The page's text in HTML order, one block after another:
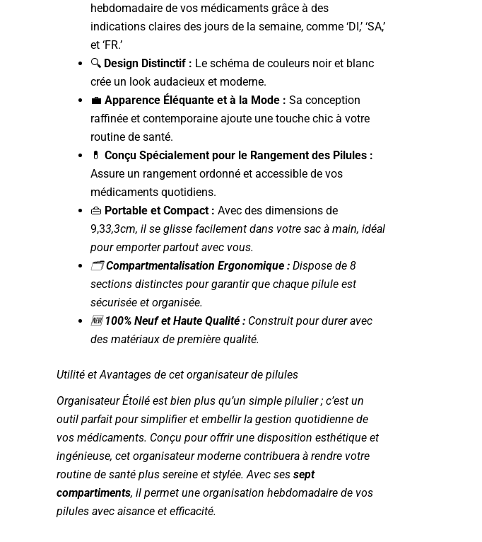
hebdomadaire de vos médicaments grâce à des
indications claires des jours de la semaine, comme ‘DI,’ ‘SA,’
et ‘FR.’
🔍 Design Distinctif : Le schéma de couleurs noir et blanc
crée un look audacieux et moderne.
💼 Apparence Éléquante et à la Mode : Sa conception
raffinée et contemporaine ajoute une touche chic à votre
routine de santé.
💊 Conçu Spécialement pour le Rangement des Pilules :
Assure un rangement ordonné et accessible de vos
médicaments quotidiens.
👜 Portable et Compact : Avec des dimensions de
9,33,3cm, il se glisse facilement dans votre sac à main, idéal
pour emporter partout avec vous.
🗂️Compartmentalisation Ergonomique : Dispose de 8
sections distinctes pour garantir que chaque pilule est
sécurisée et organisée.
🆕100% Neuf et Haute Qualité : Construit pour durer avec
des matériaux de première qualité.
Utilité et Avantages de cet organisateur de pilules
Organisateur Étoilé est bien plus qu’un simple pilulier ; c’est un
outil parfait pour simplifier et embellir la gestion quotidienne de
vos médicaments. Conçu pour offrir une disposition esthétique et
ingénieuse, cet organisateur moderne contribuera à rendre votre
routine de santé plus sereine et stylée. Avec ses sept
compartiments, il permet une organisation hebdomadaire de vos
pilules avec aisance et efficacité.